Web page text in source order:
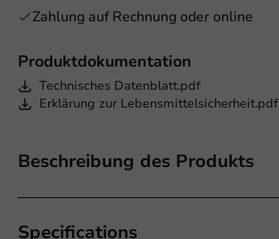
Produktdokumentation
Technisches Datenblatt.pdf
Erklärung zur Lebensmittelsicherheit.pdf
Beschreibung des Produkts
Specifications
Zahlung auf Rechnung oder online